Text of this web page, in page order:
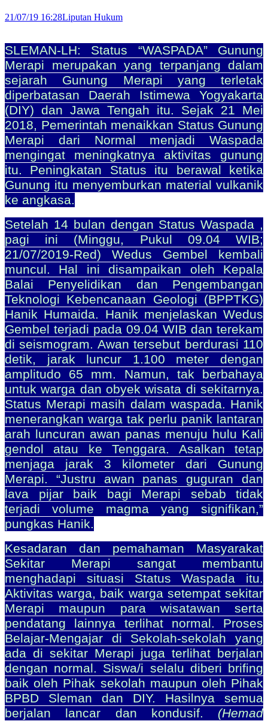
21/07/19 16:28Liputan Hukum
SLEMAN-LH: Status “WASPADA” Gunung
Merapi merupakan yang terpanjang dalam
sejarah Gunung Merapi yang terletak
diperbatasan Daerah Istimewa Yogyakarta
(DIY) dan Jawa Tengah itu. Sejak 21 Mei
2018, Pemerintah menaikkan Status Gunung
Merapi dari Normal menjadi Waspada
mengingat meningkatnya aktivitas gunung
itu. Peningkatan Status itu berawal ketika
Gunung itu menyemburkan material vulkanik
ke angkasa.
Setelah 14 bulan dengan Status Waspada ,
pagi ini (Minggu, Pukul 09.04 WIB;
21/07/2019-Red) Wedus Gembel kembali
muncul. Hal ini disampaikan oleh Kepala
Balai Penyelidikan dan Pengembangan
Teknologi Kebencanaan Geologi (BPPTKG)
Hanik Humaida. Hanik menjelaskan Wedus
Gembel terjadi pada 09.04 WIB dan terekam
di seismogram. Awan tersebut berdurasi 110
detik, jarak luncur 1.100 meter dengan
amplitudo 65 mm. Namun, tak berbahaya
untuk warga dan obyek wisata di sekitarnya.
Status Merapi masih dalam waspada. Hanik
menerangkan warga tak perlu panik lantaran
arah luncuran awan panas menuju hulu Kali
gendol atau ke Tenggara. Asalkan tetap
menjaga jarak 3 kilometer dari Gunung
Merapi. “Justru awan panas guguran dan
lava pijar baik bagi Merapi sebab tidak
terjadi volume magma yang signifikan,”
pungkas Hanik.
Kesadaran dan pemahaman Masyarakat
Sekitar Merapi sangat membantu
menghadapi situasi Status Waspada itu.
Aktivitas warga, baik warga setempat sekitar
Merapi maupun para wisatawan serta
pendatang lainnya terlihat normal. Proses
Belajar-Mengajar di Sekolah-sekolah yang
ada di sekitar Merapi juga terlihat berjalan
dengan normal. Siswa/i selalu diberi brifing
baik oleh Pihak sekolah maupun oleh Pihak
BPBD Sleman dan DIY. Hasilnya semua
berjalan lancar dan kondusif. (Hemad